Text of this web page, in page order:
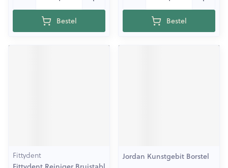
Bestel Bestel
Fittydent Jordan Kunstgebit Borstel